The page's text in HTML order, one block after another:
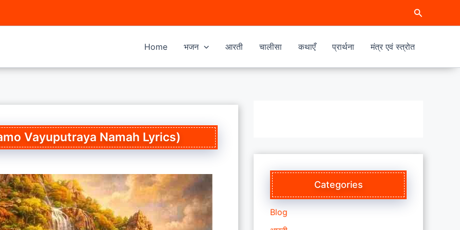
Search
Home भजन आरती चालीसा कथाएँ प्रार्थना मंत्र एवं स्त्रोत
Vayuputraya Namah Lyrics)
Categories
Blog